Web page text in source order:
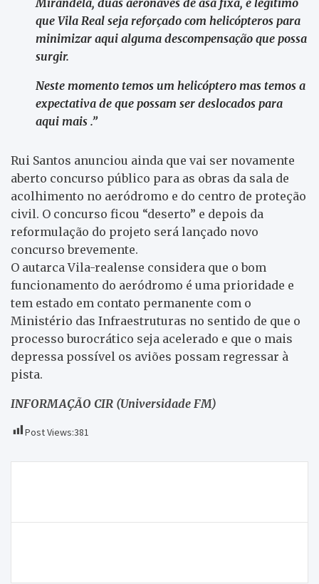
que Vila Real seja reforçado com helicópteros para
minimizar aqui alguma descompensação que possa
surgir.
Neste momento temos um helicóptero mas temos a
expectativa de que possam ser deslocados para
aqui mais .”
Rui Santos anunciou ainda que vai ser novamente
aberto concurso público para as obras da sala de
acolhimento no aeródromo e do centro de proteção
civil. O concurso ficou “deserto” e depois da
reformulação do projeto será lançado novo
concurso brevemente.
O autarca Vila-realense considera que o bom
funcionamento do aeródromo é uma prioridade e
tem estado em contato permanente com o
Ministério das Infraestruturas no sentido de que o
processo burocrático seja acelerado e que o mais
depressa possível os aviões possam regressar à
pista.
INFORMAÇÃO CIR (Universidade FM)
Post Views:381
artigos